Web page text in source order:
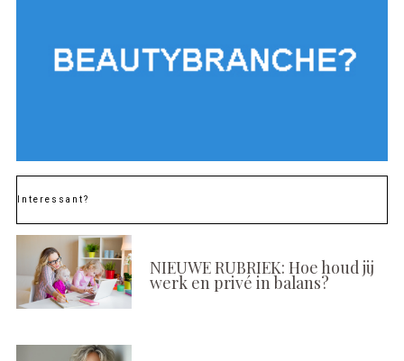
Interessant?
NIEUWE RUBRIEK: Hoe houd jij
werk en privé in balans?